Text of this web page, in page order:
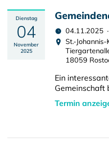
Dienstag
04
November
2025
04.11.2025
St.-Johannis-
18059
Ein
Gemeinschaft
Termin